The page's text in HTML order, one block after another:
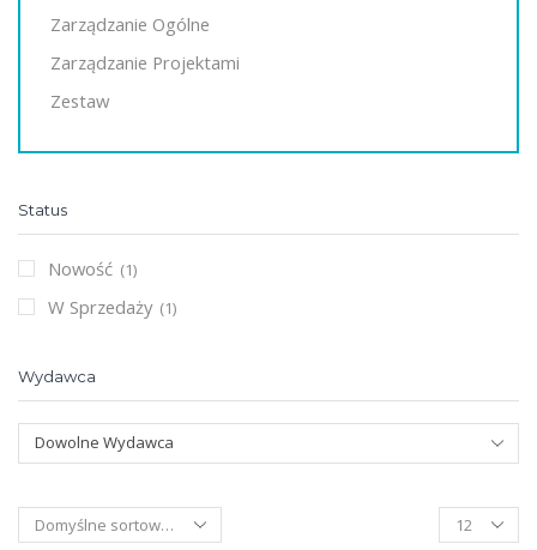
Products
per
Zarządzanie Ogólne
Zarządzanie Projektami
Zestaw
Status
Nowość (1)
W Sprzedaży (1)
Wydawca
Dowolne Wydawca